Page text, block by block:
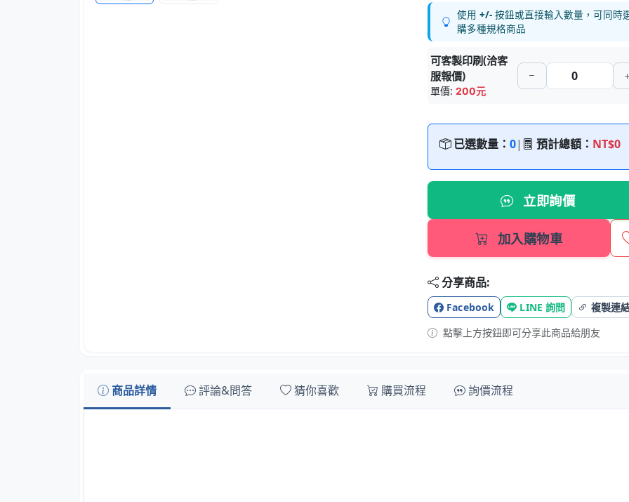
使用+/- 按鈕或直接輸入數量，可同時
購多種規格商品
可客製印刷(洽客
服報價)
單價:200元
已選數量：0| 預計總額： NT$0
立即詢價
加入購物車
分享商品:
Facebook LINE 詢問
複製連
點擊上方按鈕即可分享此商品給朋友
商品詳情 評論&問答 猜你喜歡 購買流程 詢價流程